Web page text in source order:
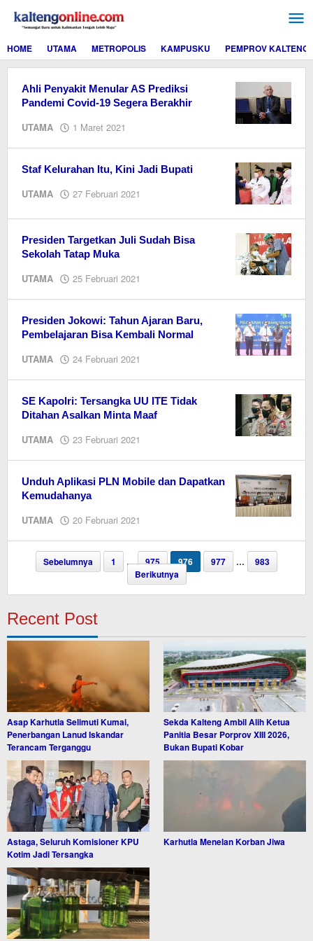
konten
HOME
UTAMA METROPOLIS KAMPUSKU PEMPROV KALTENG
Ahli Penyakit Menular AS Prediksi
Pandemi Covid-19 Segera Berakhir
UTAMA 1 Maret 2021
Staf Kelurahan Itu, Kini Jadi Bupati
UTAMA 27 Februari 2021
Presiden Targetkan Juli Sudah Bisa
Sekolah Tatap Muka
UTAMA 25 Februari 2021
Presiden Jokowi: Tahun Ajaran Baru,
Pembelajaran Bisa Kembali Normal
UTAMA 24 Februari 2021
SE Kapolri: Tersangka UU ITE Tidak
Ditahan Asalkan Minta Maaf
UTAMA 23 Februari 2021
Unduh Aplikasi PLN Mobile dan Dapatkan
Kemudahanya
UTAMA 20 Februari 2021
Sebelumnya 1 … 975 976 977 …
983
Berikutnya
Recent Post
Asap Karhutla Selimuti Kumai,
Penerbangan Lanud Iskandar
Terancam Terganggu
Sekda Kalteng Ambil Alih Ketua
Panitia Besar Porprov XIII 2026,
Bukan Bupati Kobar
Astaga, Seluruh Komisioner KPU
Kotim Jadi Tersangka
Karhutla Menelan Korban Jiwa